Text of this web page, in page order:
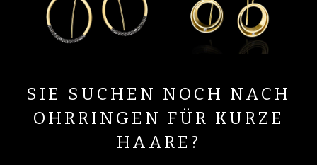
SIE SUCHEN NOCH NACH
OHRRINGEN FÜR KURZE
HAARE?